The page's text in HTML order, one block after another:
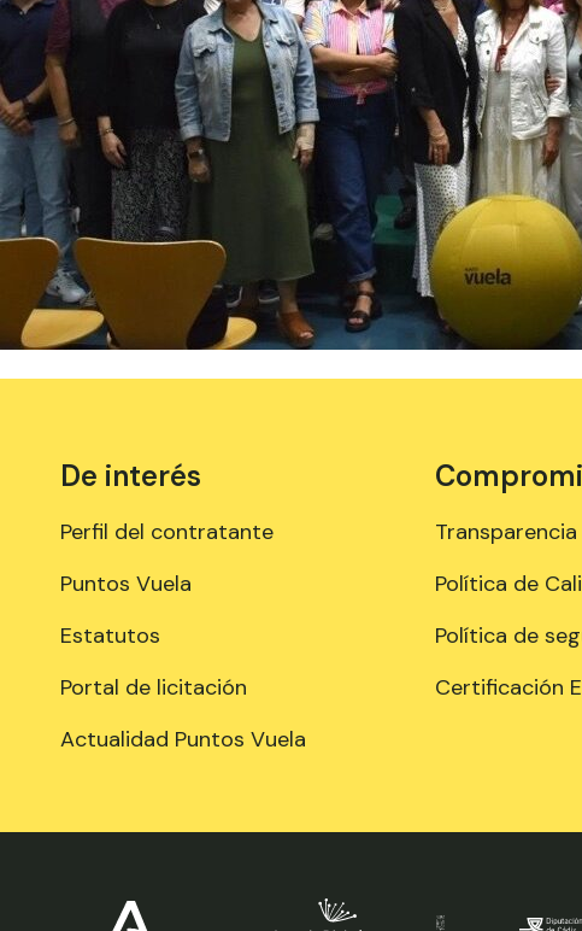
De interés
Perfil del contratante
Puntos Vuela
Estatutos
Portal de licitación
Actualidad Puntos Vuela
Transparencia
Política de
Política de
Certificación